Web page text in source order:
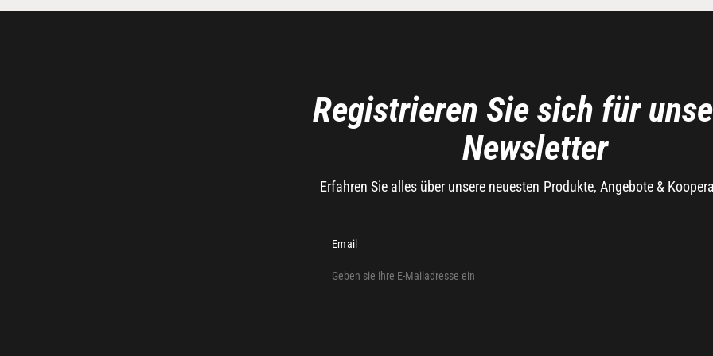
Registrieren Sie sich für
Newsletter
Erfahren Sie alles über unsere neuesten Produkte, Angebote &
Email